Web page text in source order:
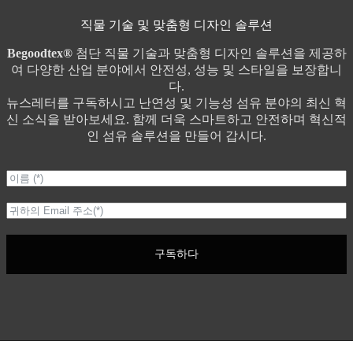
직물 기술 및 맞춤형 디자인 솔루션
Begoodtex®첨단 직물 기술과 맞춤형 디자인 솔루션을 제공하
여 다양한 산업 분야에서 안전성, 성능 및 스타일을 보장합니
다.
뉴스레터를 구독하시고 난연성 및 기능성 섬유 분야의 최신 혁
신 소식을 받아보세요. 함께 더욱 스마트하고 안전하며 혁신적
인 섬유 솔루션을 만들어 갑시다.
구독하다